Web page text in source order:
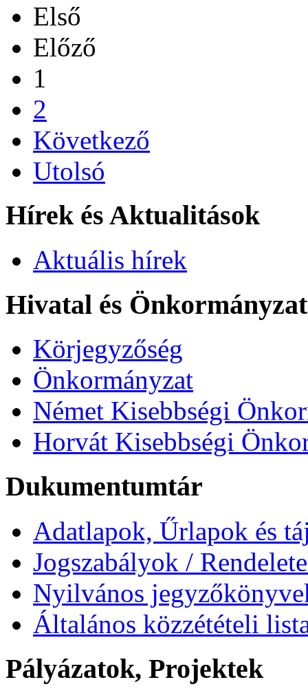
Első
Előző
1
2
Következő
Utolsó
Hírek és Aktualitások
Aktuális hírek
Hivatal és
Körjegyzőség
Önkormányzat
Német Kisebbségi
Horvát Kisebbségi
Dukumentumtár
Adatlapok, Űrlapok és
Jogszabályok /
Nyilvános
Általános közzétételi
Pályázatok, Projektek